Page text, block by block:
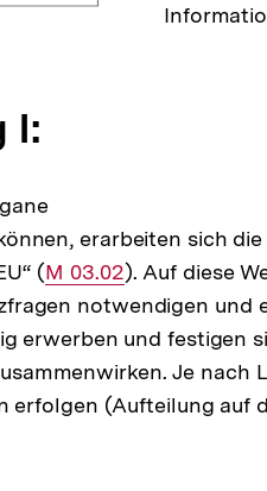
I:
erarbeiten sich
(Interner
Link:
M 03.02). Auf diese
notwendigen
erwerben und festigen
Je nach
erfolgen (Aufteilung auf